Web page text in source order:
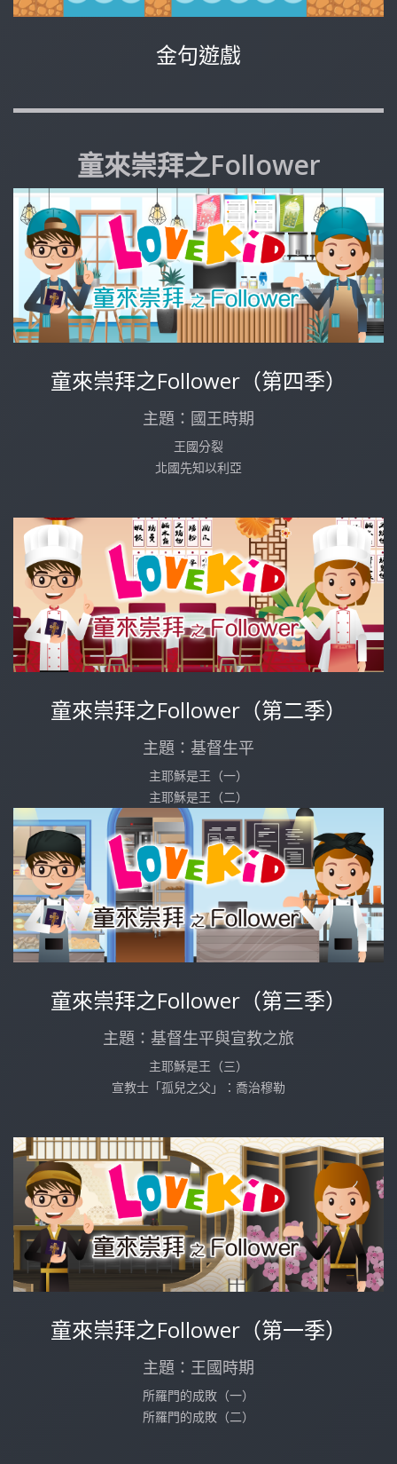
金句遊戲
童來崇拜之Follower
童來崇拜之Follower（第四季）
主題：國王時期
王國分裂
北國先知以利亞
童來崇拜之Follower（第二季）
主題：基督生平
主耶穌是王（一）
主耶穌是王（二）
童來崇拜之Follower（第三季）
主題：基督生平與宣教之旅
主耶穌是王（三）
宣教士「孤兒之父」：喬治穆勒
童來崇拜之Follower（第一季）
主題：王國時期
所羅門的成敗（一）
所羅門的成敗（二）